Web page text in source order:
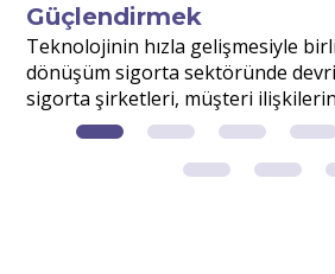
Güçlendirmek
Teknolojinin hızla gelişmesiyle
dönüşüm sigorta sektöründe
sigorta şirketleri, müşteri
etkili yönetmek için dijital